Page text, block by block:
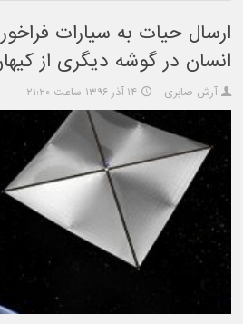
ارسال حیات به سیارات
انسان در گوشه دیگری از
آرش صابری ۱۴ آذر ۱۳۹۶ ساعت ۲۱:۲۰